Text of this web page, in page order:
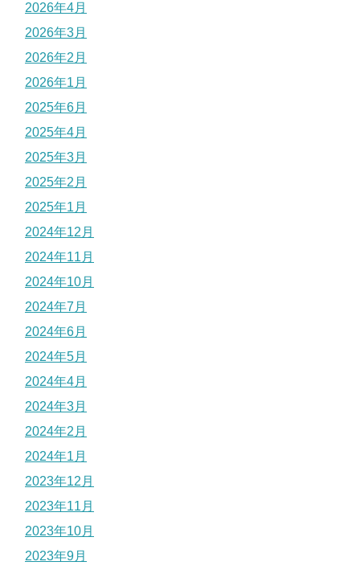
2026年4月
2026年3月
2026年2月
2026年1月
2025年6月
2025年4月
2025年3月
2025年2月
2025年1月
2024年12月
2024年11月
2024年10月
2024年7月
2024年6月
2024年5月
2024年4月
2024年3月
2024年2月
2024年1月
2023年12月
2023年11月
2023年10月
2023年9月